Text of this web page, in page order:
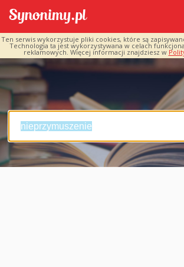
Ten serwis wykorzystuje pliki cookies, które są
Technologia ta jest wykorzystywana w celach
reklamowych. Więcej informacji znajdziesz w